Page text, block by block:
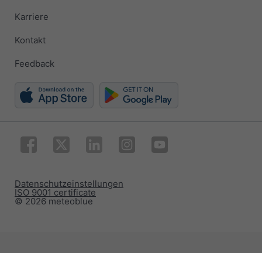
Karriere
Kontakt
Feedback
© 2026 meteoblue
ISO 9001 certificate
Datenschutzeinstellungen